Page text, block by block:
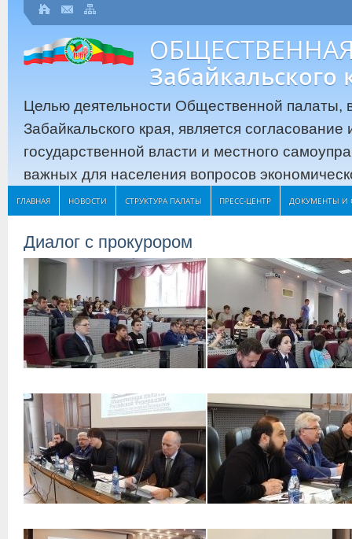
Забайкальского
Целью деятельности Общественной палаты,
Забайкальского края, является
государственной власти и местного
важных для населения вопросов
ГЛАВНАЯ НОВОСТИ СТРУКТУРА ПАЛАТЫ ПРЕСС-ЦЕНТР ДОКУМЕНТЫ И
Диалог с прокурором